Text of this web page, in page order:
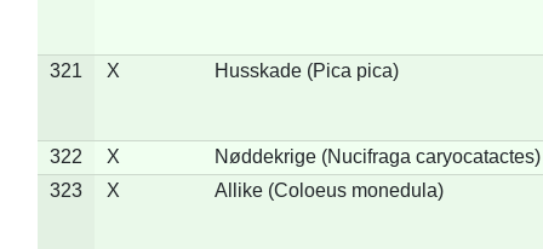
321 X Husskade (Pica pica)
322 X
Nøddekrige (Nucifraga caryocatactes)
323
X Allike (Coloeus monedula)